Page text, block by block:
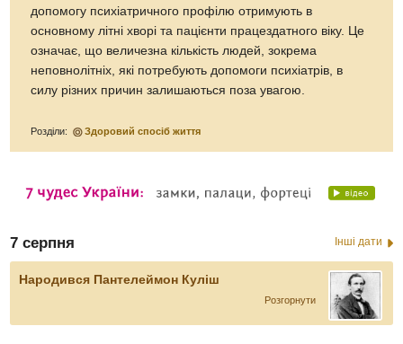
допомогу психіатричного профілю отримують в
основному літні хворі та пацієнти працездатного віку. Це
означає, що величезна кількість людей, зокрема
неповнолітніх, які потребують допомоги психіатрів, в
силу різних причин залишаються поза увагою.
Розділи: Здоровий спосіб життя
7 серпня Інші дати
Народився Пантелеймон Куліш
Розгорнути